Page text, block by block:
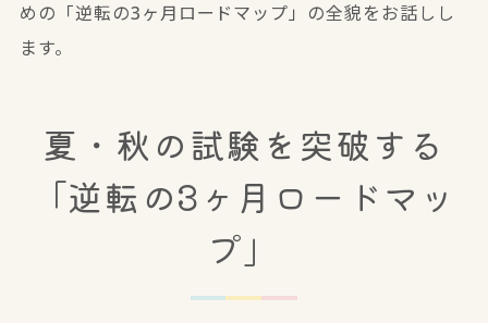
めの「逆転の3ヶ月ロードマップ」の全貌をお話しし
ます。
夏・秋の試験を突破する
「逆転の3ヶ月ロードマッ
プ」